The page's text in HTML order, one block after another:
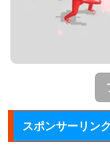
スポンサーリンク